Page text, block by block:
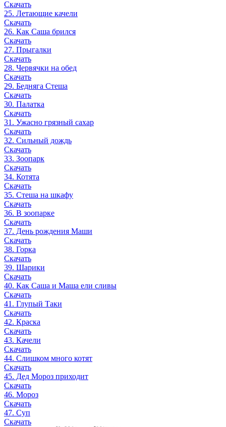
Скачать
25. Летающие качели
Скачать
26. Как Саша брился
Скачать
27. Прыгалки
Скачать
28. Червячки на обед
Скачать
29. Бедняга Стеша
Скачать
30. Палатка
Скачать
31. Ужасно грязный сахар
Скачать
32. Сильный дождь
Скачать
33. Зоопарк
Скачать
34. Котята
Скачать
35. Стеша на шкафу
Скачать
36. В зоопарке
Скачать
37. День рождения Маши
Скачать
38. Горка
Скачать
39. Шарики
Скачать
40. Как Саша и Маша ели сливы
Скачать
41. Глупый Таки
Скачать
42. Краска
Скачать
43. Качели
Скачать
44. Слишком много котят
Скачать
45. Дед Мороз приходит
Скачать
46. Мороз
Скачать
47. Суп
Скачать